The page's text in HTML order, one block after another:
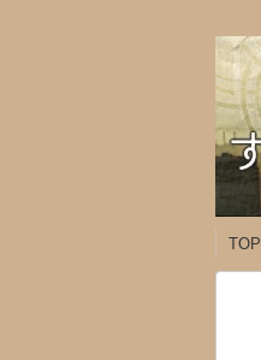
TOP